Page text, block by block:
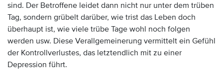
sind. Der Betroffene leidet dann nicht nur unter dem trüben
Tag, sondern grübelt darüber, wie trist das Leben doch
überhaupt ist, wie viele trübe Tage wohl noch folgen
werden usw. Diese Verallgemeinerung vermittelt ein Gefühl
der Kontrollverlustes, das letztendlich mit zu einer
Depression führt.